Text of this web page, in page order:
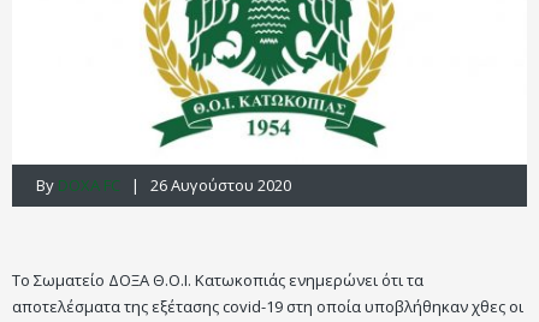
By DOXA FC | 26 Αυγούστου 2020
Το Σωματείο ΔΟΞΑ Θ.Ο.Ι. Κατωκοπιάς ενημερώνει ότι τα
αποτελέσματα της εξέτασης covid-19 στη οποία υποβλήθηκαν χθες οι